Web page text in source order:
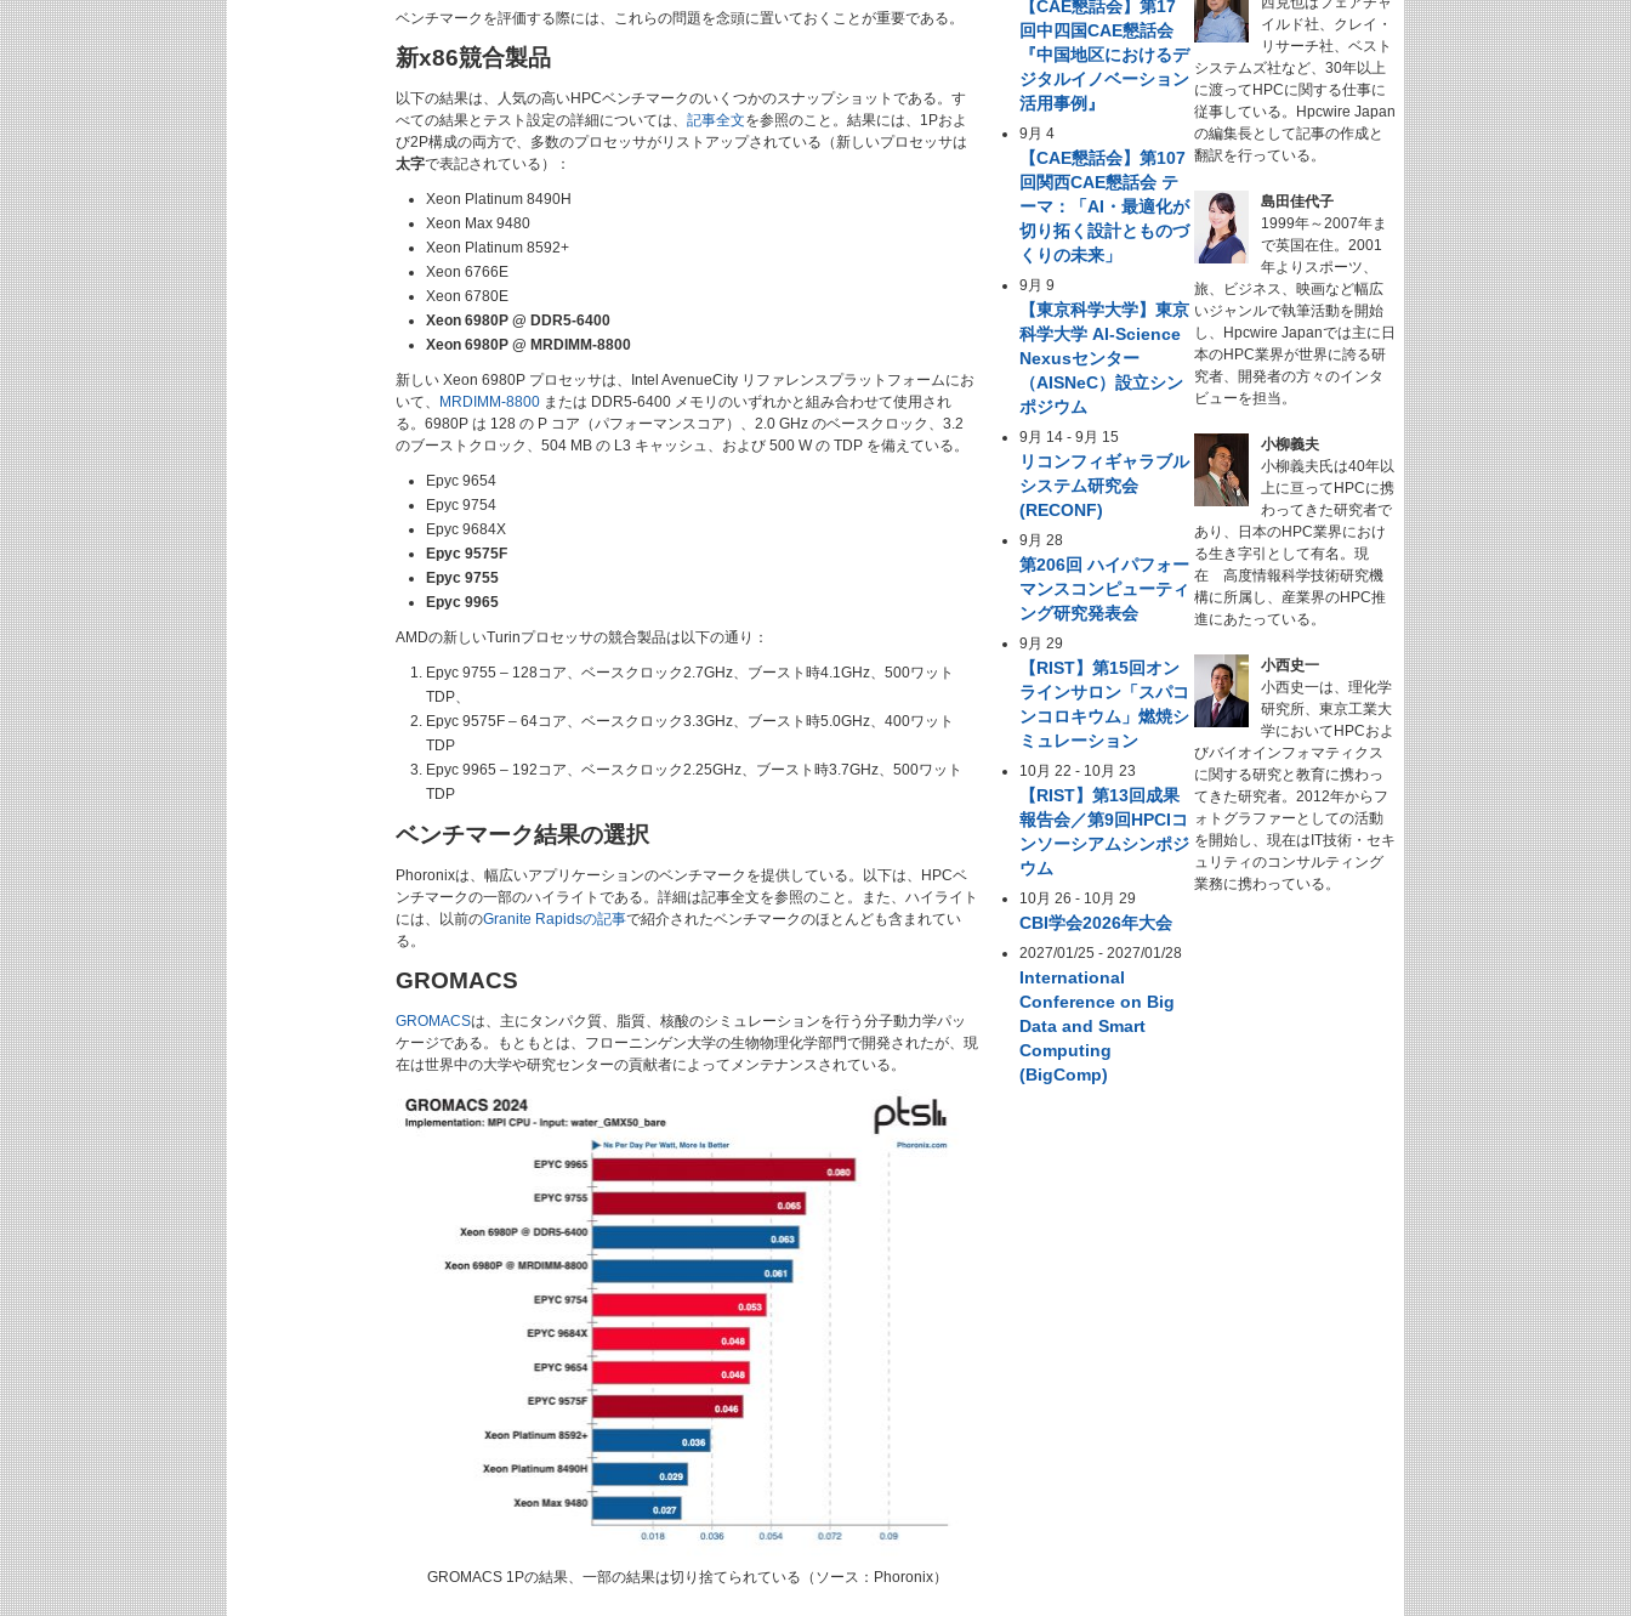
ベンチマークを評価する際には、これらの問題を念頭に置いておくことが重要である。
新x86競合製品
以下の結果は、人気の高いHPCベンチマークのいくつかのスナップショットである。す
べての結果とテスト設定の詳細については、 記事全文を参照のこと。結果には、1Pおよ
び2P構成の両方で、多数のプロセッサがリストアップされている（新しいプロセッサは
太字で表記されている）：
Xeon Platinum 8490H
Xeon Max 9480
Xeon Platinum 8592+
Xeon 6766E
Xeon 6780E
Xeon 6980P @ DDR5-6400
Xeon 6980P @ MRDIMM-8800
新しい Xeon 6980P プロセッサは、Intel AvenueCity リファレンスプラットフォームにお
いて、
MRDIMM-8800または DDR5-6400 メモリのいずれかと組み合わせて使用され
る。6980P は 128 の P コア（パフォーマンスコア）、2.0 GHz のベースクロック、3.2
のブーストクロック、504 MB の L3 キャッシュ、および 500 W の TDP を備えている。
Epyc 9654
Epyc 9754
Epyc 9684X
Epyc 9575F
Epyc 9755
Epyc 9965
AMDの新しいTurinプロセッサの競合製品は以下の通り：
Epyc 9755 – 128コア、ベースクロック2.7GHz、ブースト時4.1GHz、500ワット
TDP、
Epyc 9575F – 64コア、ベースクロック3.3GHz、ブースト時5.0GHz、400ワット
TDP
Epyc 9965 – 192コア、ベースクロック2.25GHz、ブースト時3.7GHz、500ワット
TDP
ベンチマーク結果の選択
Phoronixは、幅広いアプリケーションのベンチマークを提供している。以下は、HPCベ
ンチマークの一部のハイライトである。詳細は記事全文を参照のこと。また、ハイライト
には、以前のGranite Rapidsの記事で紹介されたベンチマークのほとんども含まれてい
る。
GROMACS
GROMACSは、主にタンパク質、脂質、核酸のシミュレーションを行う分子動力学パッ
ケージである。もともとは、フローニンゲン大学の生物物理化学部門で開発されたが、現
在は世界中の大学や研究センターの貢献者によってメンテナンスされている。
GROMACS 1Pの結果、一部の結果は切り捨てられている（ソース：Phoronix）
【CAE懇話会】第17
回中四国CAE懇話会
『中国地区におけるデ
ジタルイノベーション
活用事例』
9月 4
【CAE懇話会】第107
回関西CAE懇話会 テ
ーマ：「AI・最適化が
切り拓く設計とものづ
くりの未来」
9月 9
【東京科学大学】東京
科学大学 AI-Science
Nexusセンター
（AISNeC）設立シン
ポジウム
9月 14 -9月 15
リコンフィギャラブル
システム研究会
(RECONF)
9月 28
第206回 ハイパフォー
マンスコンピューティ
ング研究発表会
9月 29
【RIST】第15回オン
ラインサロン「スパコ
ンコロキウム」燃焼シ
ミュレーション
10月 22 - 10月 23
【RIST】第13回成果
報告会／第9回HPCIコ
ンソーシアムシンポジ
ウム
10月 26 - 10月 29
CBI学会2026年大会
2027/01/25 -2027/01/28
International
Conference on Big
Data and Smart
Computing
(BigComp)
イルド社、クレイ・
リサーチ社、ベスト
システムズ社など、30年以上
に渡ってHPCに関する仕事に
従事している。Hpcwire Japan
の編集長として記事の作成と
翻訳を行っている。
島田佳代子
1999年～2007年ま
で英国在住。2001
年よりスポーツ、
旅、ビジネス、映画など幅広
いジャンルで執筆活動を開始
し、Hpcwire Japanでは主に日
本のHPC業界が世界に誇る研
究者、開発者の方々のインタ
ビューを担当。
小柳義夫
小柳義夫氏は40年以
上に亘ってHPCに携
わってきた研究者で
あり、日本のHPC業界におけ
る生き字引として有名。現
在 高度情報科学技術研究機
構に所属し、産業界のHPC推
進にあたっている。
小西史一
小西史一は、理化学
研究所、東京工業大
学においてHPCおよ
びバイオインフォマティクス
に関する研究と教育に携わっ
てきた研究者。2012年からフ
ォトグラファーとしての活動
を開始し、現在はIT技術・セキ
ュリティのコンサルティング
業務に携わっている。